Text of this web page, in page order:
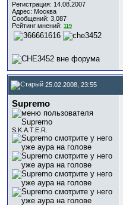
Регистрация: 14.08.2007
Адрес: Москва
Сообщений: 3,087
Рейтинг мнений: 119
25.02.2008, 23:55
Supremo
S.K.A.T.E.R.